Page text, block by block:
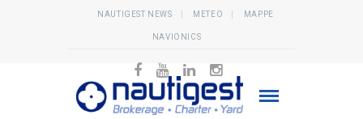
NAUTIGEST NEWS METEO MAPPE
NAVIONICS